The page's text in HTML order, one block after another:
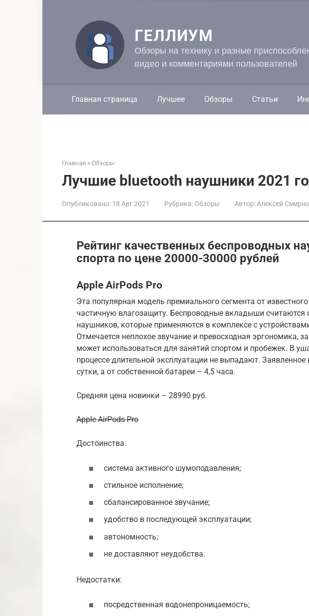
ГЕЛЛИУМ
Обзоры на технику и разные
видео и комментариями пользователей
Главная страница Лучшее Обзоры Статьи
Главная » Обзоры
Лучшие bluetooth наушники 2021
Опубликовано: 18 Авг 2021 Рубрика: Обзоры Автор: Алексей
Рейтинг качественных беспроводных
спорта по цене 20000-30000 рублей
Apple AirPods Pro
Эта популярная модель премиального сегмента от
частичную влагозащиту. Беспроводные вкладыши считаются
наушников, которые применяются в комплексе с
Отмечается неплохое звучание и превосходная эргономика,
может использоваться для занятий спортом и пробежек. В
процессе длительной эксплуатации не выпадают.
сутки, а от собственной батареи – 4,5 часа.
Средняя цена новинки – 28990 руб.
Apple AirPods Pro
Достоинства:
система активного шумоподавления;
стильное исполнение;
сбалансированное звучание;
удобство в последующей эксплуатации;
автономность;
не доставляют неудобства.
Недостатки:
посредственная водонепроницаемость;